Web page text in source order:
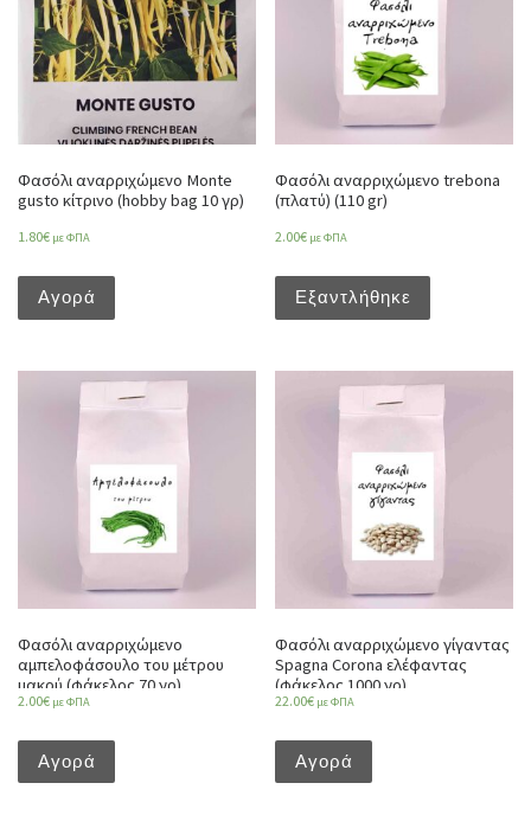
Φασόλι αναρριχώμενο Monte
gusto κίτρινο (hobby bag 10 γρ)
1.80€ με ΦΠΑ
Αγορά
Φασόλι αναρριχώμενο trebona
(πλατύ) (110 gr)
2.00€ με ΦΠΑ
Εξαντλήθηκε
Φασόλι αναρριχώμενο
αμπελοφάσουλο του μέτρου
μακρύ (φάκελος 70 γρ)
2.00€ με ΦΠΑ
Αγορά
Φασόλι αναρριχώμενο γίγαντας
Spagna Corona ελέφαντας
(φάκελος 1000 γρ)
22.00€ με ΦΠΑ
Αγορά